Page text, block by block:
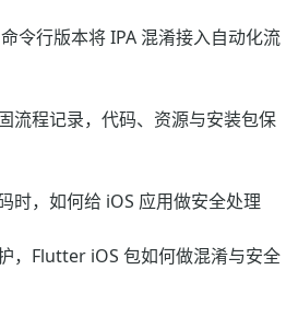
令行版本将 IPA 混淆接入自动化流
流程记录，代码、资源与安装包保
时，如何给 iOS 应用做安全处理
，Flutter iOS 包如何做混淆与安全